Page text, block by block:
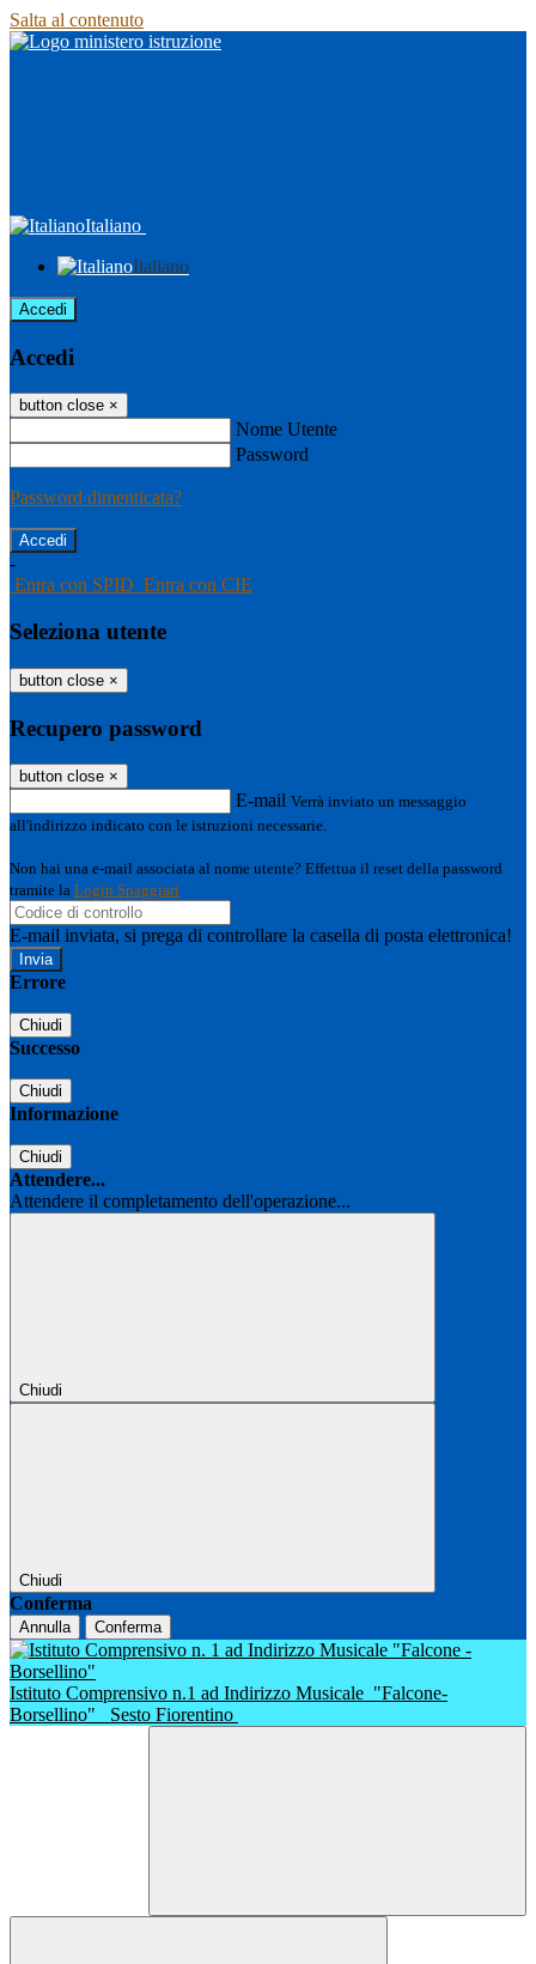
Salta al contenuto
Italiano
Italiano
Accedi
Accedi
button close ×
Nome Utente
Password
Password dimenticata?
-
Entra con SPID Entra con CIE
Seleziona utente
button close ×
Recupero password
button close ×
E-mail Verrà inviato un messaggio
all'indirizzo indicato con le istruzioni necessarie.
Non hai una e-mail associata al nome utente? Effettua il reset della password
tramite la Login Spaggiari
E-mail inviata, si prega di controllare la casella di posta elettronica!
Errore
Chiudi
Successo
Chiudi
Informazione
Chiudi
Attendere...
Attendere il completamento dell'operazione...
Chiudi
Chiudi
Conferma
Annulla Conferma
Istituto Comprensivo n.1 ad Indirizzo Musicale "Falcone-
Borsellino"
Sesto Fiorentino